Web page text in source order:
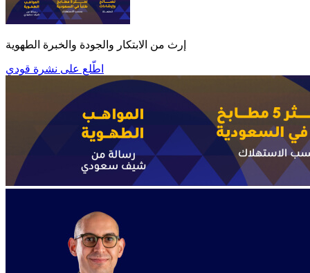
إرث من الابتكار والجودة والخبرة الطهوية
اطّلع على نشرة قودي